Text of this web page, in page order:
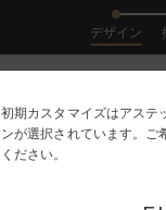
デザイン
初期カスタマイズはアステ
ンが選択されています。ご
ください。